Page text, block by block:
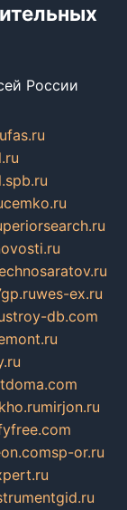
России
fas.ru
cemko.ru
wes-ex.ru
stroy-db.com
mirjon.ru
sp-or.ru